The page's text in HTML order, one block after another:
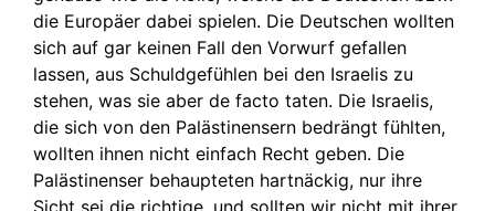
die Europäer dabei spielen. Die Deutschen wollten
sich auf gar keinen Fall den Vorwurf gefallen
lassen, aus Schuldgefühlen bei den Israelis zu
stehen, was sie aber de facto taten. Die Israelis,
die sich von den Palästinensern bedrängt fühlten,
wollten ihnen nicht einfach Recht geben. Die
Palästinenser behaupteten hartnäckig, nur ihre